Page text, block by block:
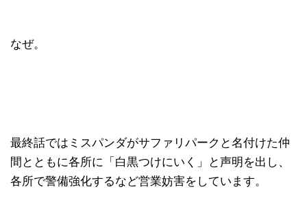
なぜ。
最終話ではミスパンダがサファリパークと名付けた仲
間とともに各所に「白黒つけにいく」と声明を出し、
各所で警備強化するなど営業妨害をしています。